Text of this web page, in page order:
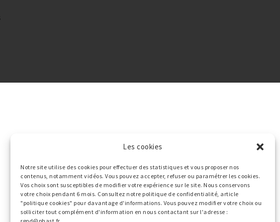
Les cookies
Notre site utilise des cookies pour effectuer des statistiques et vous proposer nos
contenus, notamment vidéos. Vous pouvez accepter, refuser ou paramétrer les cookies.
Vos choix sont susceptibles de modifier votre expérience sur le site. Nous conservons
votre choix pendant 6 mois. Consultez notre politique de confidentialité, article
"politique cookies" pour davantage d'informations. Vous pouvez modifier votre choix ou
solliciter tout complément d'information en nous contactant sur l'adresse :